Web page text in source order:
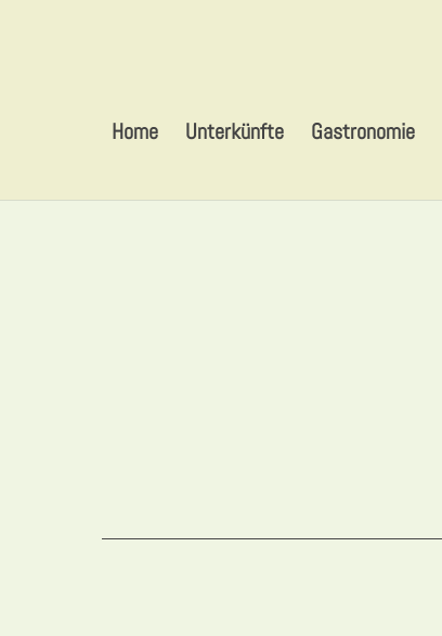
Home Unterkünfte Gastronomie